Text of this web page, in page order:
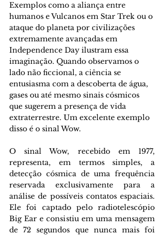
Exemplos como a aliança entre
humanos e Vulcanos em Star Trek ou o
ataque do planeta por civilizações
extremamente avançadas em
Independence Day ilustram essa
imaginação. Quando observamos o
lado não ficcional, a ciência se
entusiasma com a descoberta de água,
gases ou até mesmo sinais cósmicos
que sugerem a presença de vida
extraterrestre. Um excelente exemplo
disso é o sinal Wow.
O sinal Wow, recebido em 1977,
representa, em termos simples, a
detecção cósmica de uma frequência
reservada exclusivamente para a
análise de possíveis contatos espaciais.
Ele foi captado pelo radiotelescópio
Big Ear e consistiu em uma mensagem
de 72 segundos que nunca mais foi